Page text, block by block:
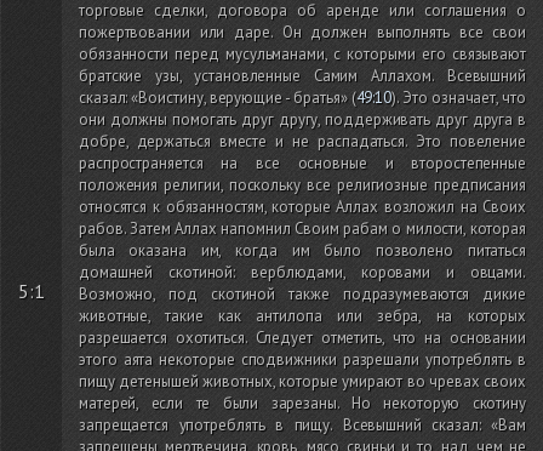
5:1
торговые сделки, договора об аренде или соглашения о
пожертвовании или даре. Он должен выполнять все свои
обязанности перед мусульманами, с которыми его связывают
братские узы, установленные Самим Аллахом. Всевышний
сказал: «Воистину, верующие - братья»(49:10). Это означает, что
они должны помогать друг другу, поддерживать друг друга в
добре, держаться вместе и не распадаться. Это повеление
распространяется на все основные и второстепенные
положения религии, поскольку все религиозные предписания
относятся к обязанностям, которые Аллах возложил на Своих
рабов. Затем Аллах напомнил Своим рабам о милости, которая
была оказана им, когда им было позволено питаться
домашней скотиной: верблюдами, коровами и овцами.
Возможно, под скотиной также подразумеваются дикие
животные, такие как антилопа или зебра, на которых
разрешается охотиться. Следует отметить, что на основании
этого аята некоторые сподвижники разрешали употреблять в
пищу детенышей животных, которые умирают во чревах своих
матерей, если те были зарезаны. Но некоторую скотину
запрещается употреблять в пищу. Всевышний сказал: «Вам